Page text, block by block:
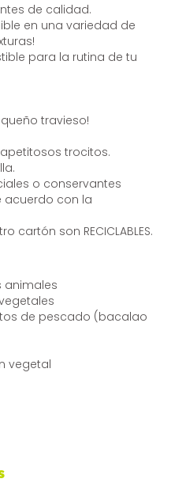
de calidad.
en una variedad de
para la rutina de tu
travieso!
trocitos.
o conservantes
acuerdo con la
cartón son RECICLABLES.
animales
de pescado (bacalao
vegetal